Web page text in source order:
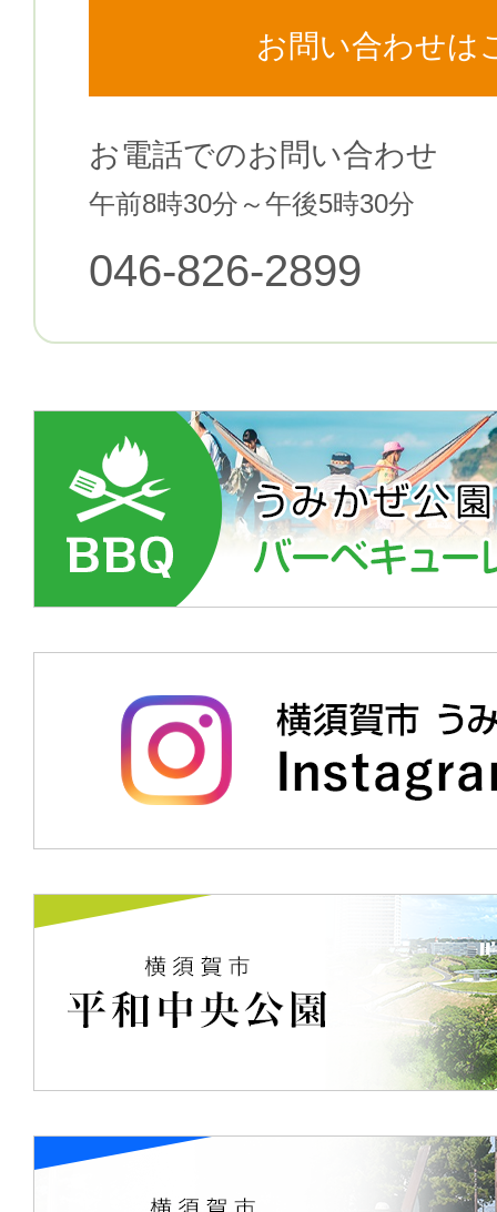
お問い合わせは
お電話でのお問い合わせ
午前8時30分～午後5時30分
046-826-2899